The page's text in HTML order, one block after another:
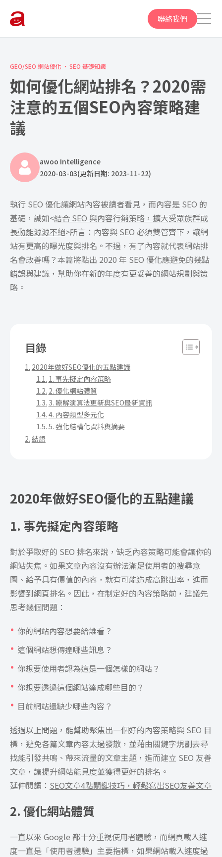
聯絡我們
GEO/SEO 網站優化 SEO 基礎知識
如何優化網站排名？2020需
注意的五個SEO內容策略建
議
awoo Intelligence
2020-03-03(更新日期: 2023-11-22)
執行 SEO 優化讓網站內容被讀者看見，而內容是 SEO 的
基礎，誠如<結合 SEO 與內容行銷策略，擴大受眾族群成
長動能源源不絕>所言：內容與 SEO 必須雙管齊下，讓網
站有更高的曝光度與排名。不過，有了內容就代表網站排
名會改善嗎？本篇將點出 2020 年 SEO 優化應避免的幾點
錯誤與建議，幫助你在新的年度有更妥善的網站規劃與策
略。
目錄
2020年做好SEO優化的五點建議
1. 事先擬定內容策略
2. 優化網站體質
3. 瞭解演算法更新與SEO最新資訊
4. 內容類型多元化
5. 強化結構化資料與摘要
結語
2020年做好SEO優化的五點建議
1. 事先擬定內容策略
對於爭取好的 SEO 排名來說，缺乏內容策略可能會讓你的
網站失焦。如果文章內容沒有辦法滿足使用者的搜尋意
圖、給予具有價值的內容，就有可能造成高跳出率，進而
影響到網頁排名。因此，在制定好的內容策略前，建議先
思考幾個問題：
你的網站內容想要給誰看？
這個網站想傳達哪些訊息？
你想要使用者認為這是一個怎樣的網站？
你想要透過這個網站達成哪些目的？
目前網站還缺少哪些內容？
透過以上問題，能幫助聚焦出一個好的內容策略與 SEO 目
標，避免各篇文章內容太過發散，並藉由關鍵字規劃去尋
找能引發共鳴、帶來流量的文章主題，進而建立 SEO 友善
文章，讓提升網站能見度並獲得更好的排名。
延伸閱讀： SEO文章4點關鍵技巧，輕鬆寫出SEO友善文章
2. 優化網站體質
一直以來 Google 都十分重視使用者體驗，而網頁載入速
度一直是「使用者體驗」主要指標，如果網站載入速度過